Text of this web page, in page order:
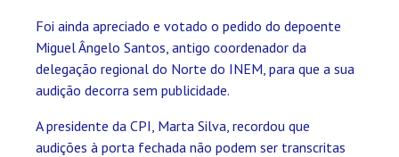
Foi ainda apreciado e votado o pedido do depoente
Miguel Ângelo Santos, antigo coordenador da
delegação regional do Norte do INEM, para que a sua
audição decorra sem publicidade.
A presidente da CPI, Marta Silva, recordou que
audições à porta fechada não podem ser transcritas